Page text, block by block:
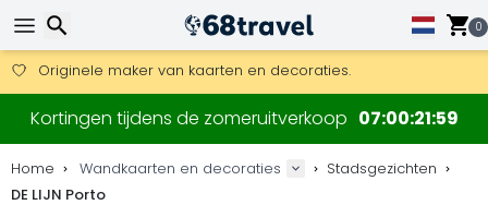
0
Gratis verzending bij bestellingen boven 169 €.
DHL Express is ook beschikbaar.
30 dagen retour, 90 dagen voor houten kaarten en
Originele maker van kaarten en decoraties.
Kortingen tijdens de zomeruitverkoop 07002158
Home Wandkaarten en decoraties
Stadsgezichten
DE LIJN Porto
Zoeken